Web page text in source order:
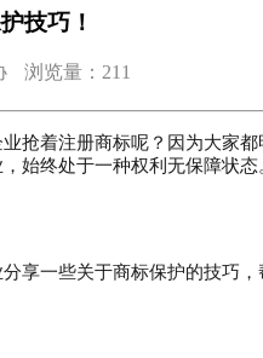
技巧！
浏览量：211
着注册商标呢？因为大家
始终处于一种权利无保障状
享一些关于商标保护的技巧